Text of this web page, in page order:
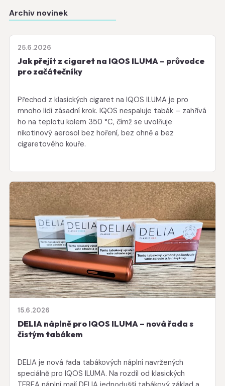
Archiv novinek
25.6.2026
Jak přejít z cigaret na IQOS ILUMA – průvodce
pro začátečníky
Přechod z klasických cigaret na IQOS ILUMA je pro
mnoho lidí zásadní krok. IQOS nespaluje tabák – zahřívá
ho na teplotu kolem 350 °C, čímž se uvolňuje
nikotinový aerosol bez hoření, bez ohně a bez
cigaretového kouře.
15.6.2026
DELIA náplně pro IQOS ILUMA – nová řada s
čistým tabákem
DELIA je nová řada tabákových náplní navržených
speciálně pro IQOS ILUMA. Na rozdíl od klasických